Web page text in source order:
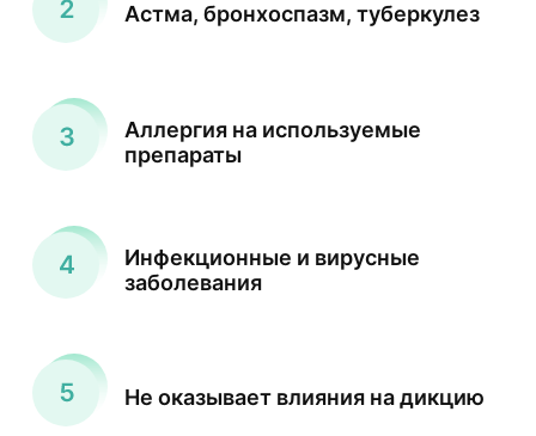
Астма, бронхоспазм, туберкулез
Аллергия на используемые
препараты
Инфекционные и вирусные
заболевания
Не оказывает влияния на дикцию